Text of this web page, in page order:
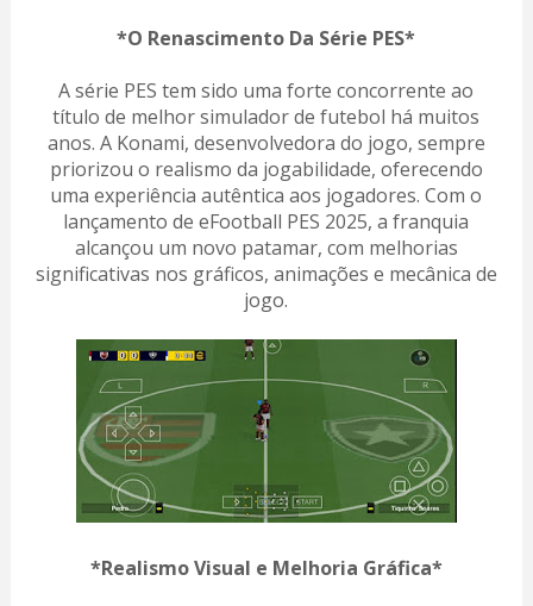
*O Renascimento Da Série PES*
A série PES tem sido uma forte concorrente ao
título de melhor simulador de futebol há muitos
anos. A Konami, desenvolvedora do jogo, sempre
priorizou o realismo da jogabilidade, oferecendo
uma experiência autêntica aos jogadores. Com o
lançamento de eFootball PES 2025, a franquia
alcançou um novo patamar, com melhorias
significativas nos gráficos, animações e mecânica de
jogo.
*Realismo Visual e Melhoria Gráfica*